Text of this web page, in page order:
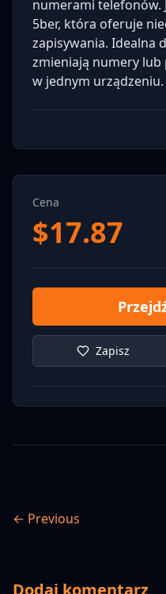
numerami telefonów.
5ber, która oferuje
zapisywania. Idealna
zmieniają numery
w jednym urządzeniu.
Cena
$17.87
Zapisz
← Previous
Dodaj komentarz